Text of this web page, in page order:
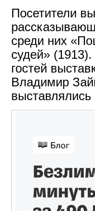
Посетители
среди них
судей»
гостей
Владимир